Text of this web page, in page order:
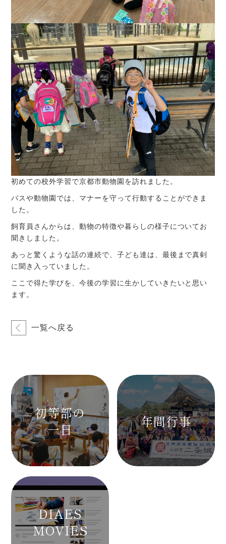
初めての校外学習で京都市動物園を訪れました。
バスや動物園では、マナーを守って行動することができま
した。
飼育員さんからは、動物の特徴や暮らしの様子についてお
聞きしました。
あっと驚くような話の連続で、子ども達は、最後まで真剣
に聞き入っていました。
ここで得た学びを、今後の学習に生かしていきたいと思い
ます。
一覧へ戻る
初等部の
一日
年間行事
DIAES
MOVIES